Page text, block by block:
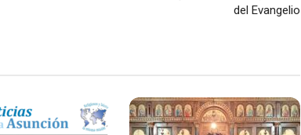
del Evangelio